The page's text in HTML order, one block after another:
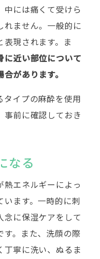
中には痛くて受けら
れません。一般的に
現されます。ま
に近い部位について
があります。
タイプの麻酔を使用
事前に確認しておき
なる
エネルギーによっ
ます。一時的に刺
念に保湿ケアをして
す。また、洗顔の際
丁寧に洗い、ぬるま